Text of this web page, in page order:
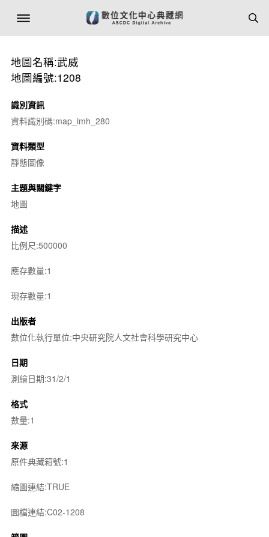
地圖名稱:武威
地圖編號:1208
識別資訊
資料識別碼:map_imh_280
資料類型
靜態圖像
主題與關鍵字
地圖
描述
比例尺:500000
應存數量:1
現存數量:1
出版者
數位化執行單位:中央研究院人文社會科學研究中心
日期
測繪日期:31/2/1
格式
數量:1
來源
原件典藏箱號:1
縮圖連結:TRUE
圖檔連結:C02-1208